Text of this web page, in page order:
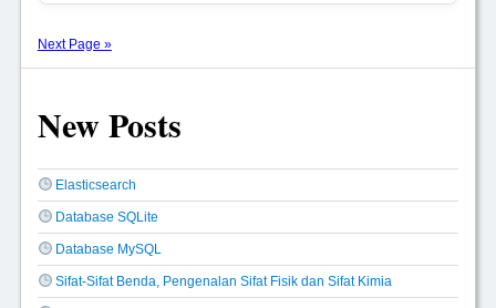
Next Page »
New Posts
Elasticsearch
Database SQLite
Database MySQL
Sifat-Sifat Benda, Pengenalan Sifat Fisik dan Sifat Kimia